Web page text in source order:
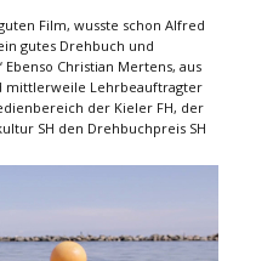
Film, wusste schon Alfred
gutes Drehbuch und
Christian Mertens, aus
mittlerweile Lehrbeauftragter
der Kieler FH, der
SH den Drehbuchpreis SH